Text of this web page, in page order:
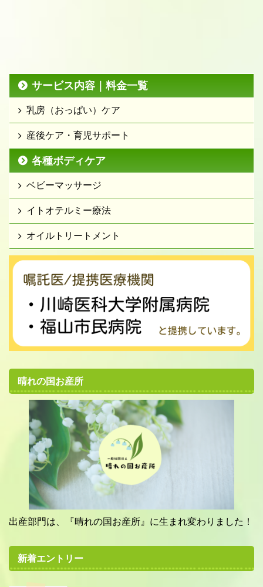
サービス内容｜料金一覧
乳房（おっぱい）ケア
産後ケア・育児サポート
各種ボディケア
ベビーマッサージ
イトオテルミー療法
オイルトリートメント
晴れの国お産所
出産部門は、『晴れの国お産所』に生まれ変わりました！
新着エントリー